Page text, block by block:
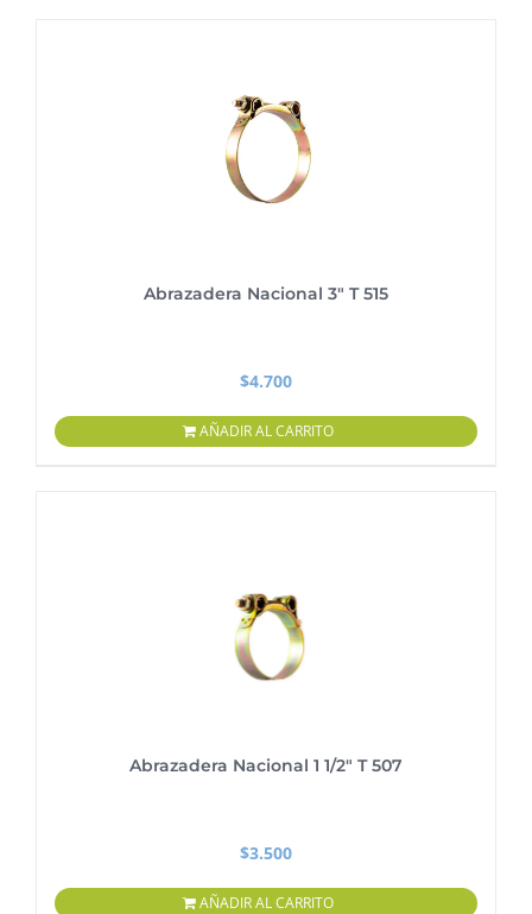
Abrazadera Nacional 3″ T 515
$4.700
AÑADIR AL CARRITO
Abrazadera Nacional 1 1/2″ T 507
$3.500
AÑADIR AL CARRITO